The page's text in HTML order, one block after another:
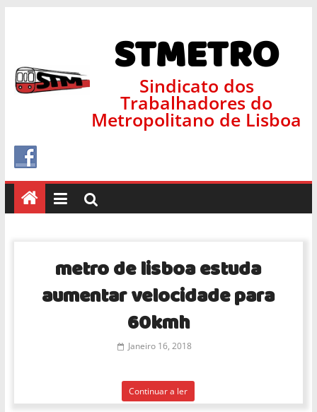
STMETRO
Sindicato dos
Trabalhadores do
Metropolitano de Lisboa
metro de lisboa estuda
aumentar velocidade para
60kmh
Janeiro 16, 2018
Continuar a ler